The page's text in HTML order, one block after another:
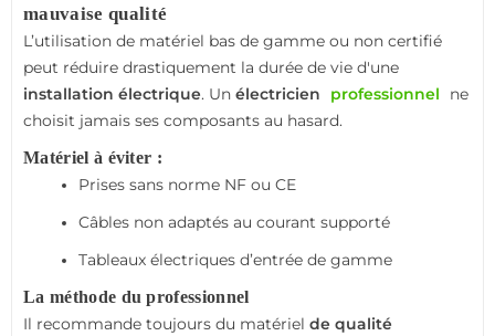
mauvaise qualité
L’utilisation de matériel bas de gamme ou non certifié
peut réduire drastiquement la durée de vie d'une
installation électrique. Un électricien professionnel
ne
choisit jamais ses composants au hasard.
Matériel à éviter :
Prises sans norme NF ou CE
Câbles non adaptés au courant supporté
Tableaux électriques d’entrée de gamme
La méthode du professionnel
Il recommande toujours du matériel de qualité